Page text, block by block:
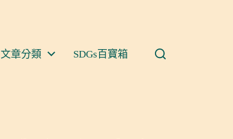
文章分類 SDGs百寶箱